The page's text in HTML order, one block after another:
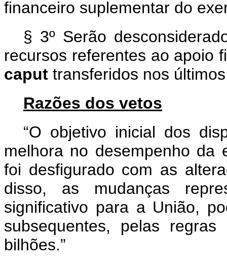
financeiro suplementar do
§ 3º Serão
recursos referentes ao apoio
caput transferidos nos
Razões dos vetos
“O objetivo inicial dos
melhora no desempenho da
foi desfigurado com as
disso, as mudanças
significativo para a União,
subsequentes, pelas
bilhões.”